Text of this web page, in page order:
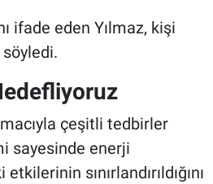
ifade eden Yılmaz, kişi
söyledi.
çeşitli tedbirler
sayesinde enerji
sınırlandırıldığını